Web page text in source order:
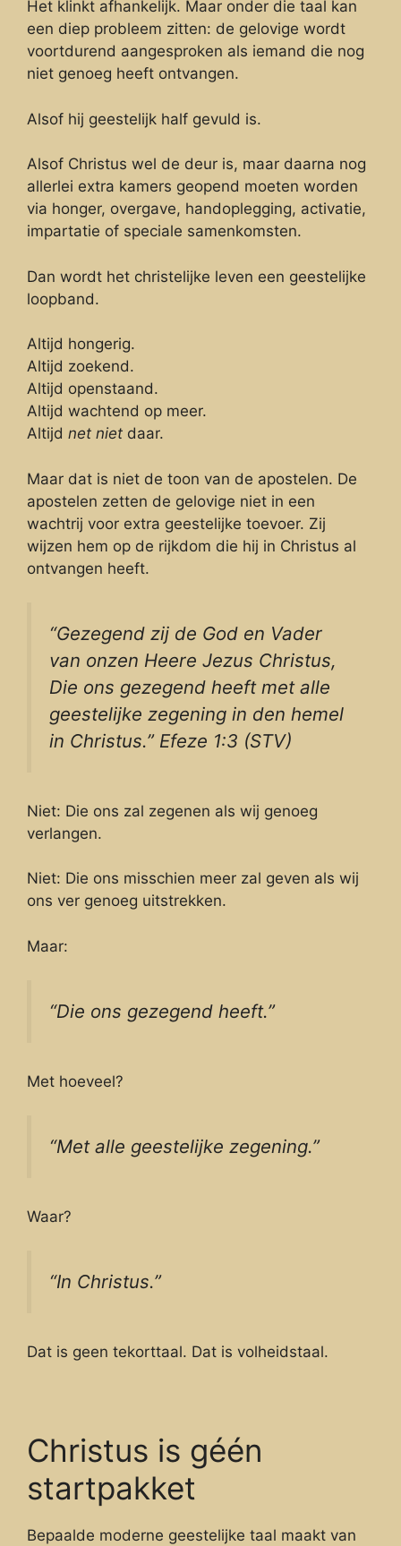
Het klinkt afhankelijk. Maar onder die taal kan
een diep probleem zitten: de gelovige wordt
voortdurend aangesproken als iemand die nog
niet genoeg heeft ontvangen.
Alsof hij geestelijk half gevuld is.
Alsof Christus wel de deur is, maar daarna nog
allerlei extra kamers geopend moeten worden
via honger, overgave, handoplegging, activatie,
impartatie of speciale samenkomsten.
Dan wordt het christelijke leven een geestelijke
loopband.
Altijd hongerig.
Altijd zoekend.
Altijd openstaand.
Altijd wachtend op meer.
Altijd net niet daar.
Maar dat is niet de toon van de apostelen. De
apostelen zetten de gelovige niet in een
wachtrij voor extra geestelijke toevoer. Zij
wijzen hem op de rijkdom die hij in Christus al
ontvangen heeft.
“Gezegend zij de God en Vader
van onzen Heere Jezus Christus,
Die ons gezegend heeft met alle
geestelijke zegening in den hemel
in Christus.” Efeze 1:3 (STV)
Niet: Die ons zal zegenen als wij genoeg
verlangen.
Niet: Die ons misschien meer zal geven als wij
ons ver genoeg uitstrekken.
Maar:
“Die ons gezegend heeft.”
Met hoeveel?
“Met alle geestelijke zegening.”
Waar?
“In Christus.”
Dat is geen tekorttaal. Dat is volheidstaal.
Christus is géén
startpakket
Bepaalde moderne geestelijke taal maakt van